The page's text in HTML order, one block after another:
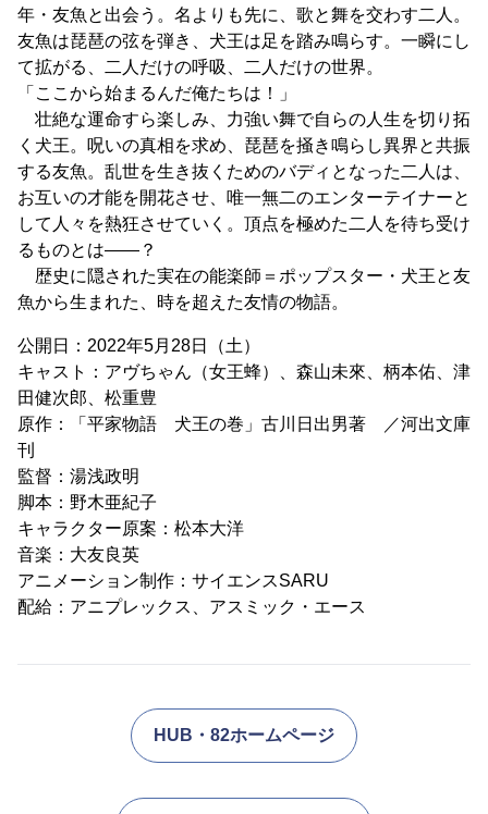
年・友魚と出会う。名よりも先に、歌と舞を交わす二人。
友魚は琵琶の弦を弾き、犬王は足を踏み鳴らす。一瞬にし
て拡がる、二人だけの呼吸、二人だけの世界。
「ここから始まるんだ俺たちは！」
壮絶な運命すら楽しみ、力強い舞で自らの人生を切り拓
く犬王。呪いの真相を求め、琵琶を掻き鳴らし異界と共振
する友魚。乱世を生き抜くためのバディとなった二人は、
お互いの才能を開花させ、唯一無二のエンターテイナーと
して人々を熱狂させていく。頂点を極めた二人を待ち受け
るものとは――？
歴史に隠された実在の能楽師＝ポップスター・犬王と友
魚から生まれた、時を超えた友情の物語。
公開日：2022年5月28日（土）
キャスト：アヴちゃん（女王蜂）、森山未來、柄本佑、津
田健次郎、松重豊
原作：「平家物語 犬王の巻」古川日出男著 ／河出文庫
刊
監督：湯浅政明
脚本：野木亜紀子
キャラクター原案：松本大洋
音楽：大友良英
アニメーション制作：サイエンスSARU
配給：アニプレックス、アスミック・エース
HUB・82ホームページ